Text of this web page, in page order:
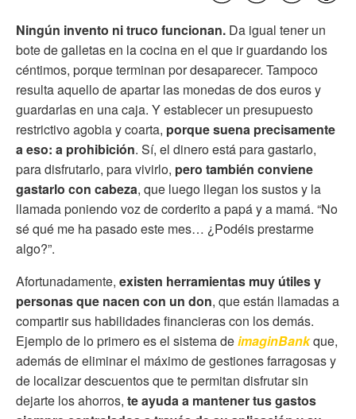
Ningún invento ni truco funcionan. Da igual tener un
bote de galletas en la cocina en el que ir guardando los
céntimos, porque terminan por desaparecer. Tampoco
resulta aquello de apartar las monedas de dos euros y
guardarlas en una caja. Y establecer un presupuesto
restrictivo agobia y coarta, porque suena precisamente
a eso: a prohibición. Sí, el dinero está para gastarlo,
para disfrutarlo, para vivirlo, pero también conviene
gastarlo con cabeza, que luego llegan los sustos y la
llamada poniendo voz de corderito a papá y a mamá. “No
sé qué me ha pasado este mes… ¿Podéis prestarme
algo?”.
Afortunadamente, existen herramientas muy útiles y
personas que nacen con un don, que están llamadas a
compartir sus habilidades financieras con los demás.
Ejemplo de lo primero es el sistema deimaginBankque,
además de eliminar el máximo de gestiones farragosas y
de localizar descuentos que te permitan disfrutar sin
dejarte los ahorros, te ayuda a mantener tus gastos